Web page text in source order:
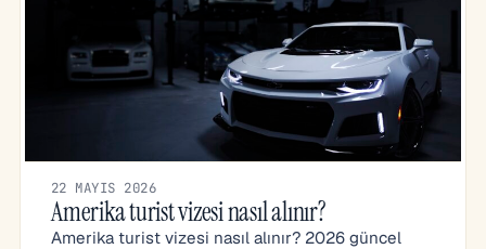
22 MAYIS 2026
Amerika turist vizesi nasıl alınır?
Amerika turist vizesi nasıl alınır? 2026 güncel